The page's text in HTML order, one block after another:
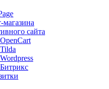
магазина
сайта